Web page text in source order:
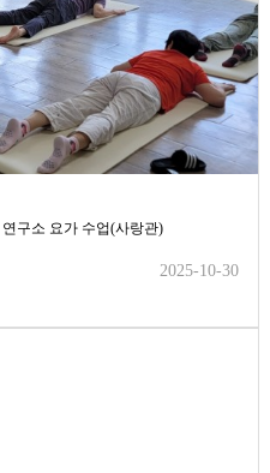
구소 요가 수업(사랑관)
2025-10-30